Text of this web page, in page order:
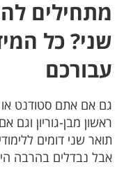
מתחילים
שני? כל
עבורכם
גם אם אתם סטודנט או
ראשון מבן-גוריון וגם
תואר שני דומים
אבל נבדלים בהרבה